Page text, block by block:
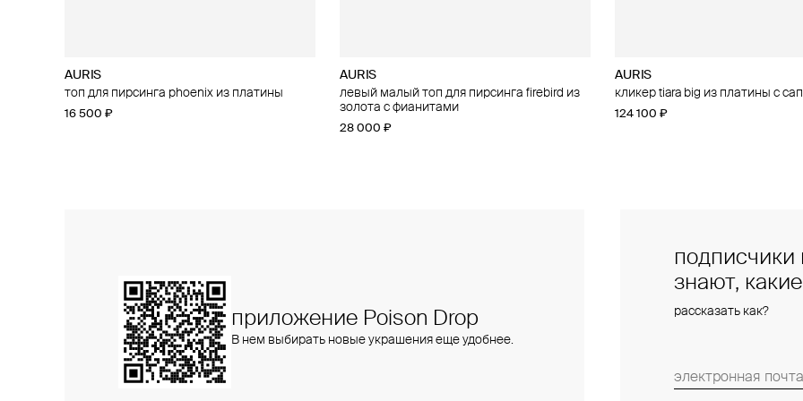
AURIS
топ для пирсинга phoenix из платины
16 500 ₽
AURIS
левый малый топ для пирсинга firebird из
золота с фианитами
28 000 ₽
AURIS
кликер tiara big из платины с
124 100 ₽
AURIS
большой топ для пирсинга threeleaf из
золота с бриллиантами
AURIS
малый топ для пирсинга phoenix из золота
15 400 ₽
AURIS
правый малый топ для
золота с фианитами
подписчики
знают,
рассказать как?
приложение Poison Drop
В нем выбирать новые украшения еще удобнее.